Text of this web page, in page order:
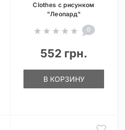
Clothes с рисунком
"Леопард"
0
552 грн.
В КОРЗИНУ